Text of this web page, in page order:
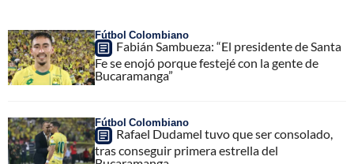
Fútbol Colombiano
Fabián Sambueza: “El presidente de Santa
Fe se enojó porque festejé con la gente de
Bucaramanga”
Fútbol Colombiano
Rafael Dudamel tuvo que ser consolado,
tras conseguir primera estrella del